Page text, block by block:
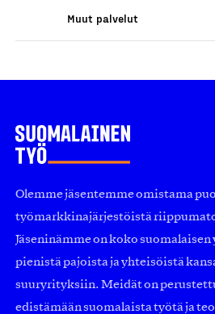
Muut palvelut
Olemme jäsentemme omistama
työmarkkinajärjestöistä
Jäseninämme on koko
pienistä pajoista ja yhteisöistä
suuryrityksiin. Meidät on
edistämään suomalaista työtä ja